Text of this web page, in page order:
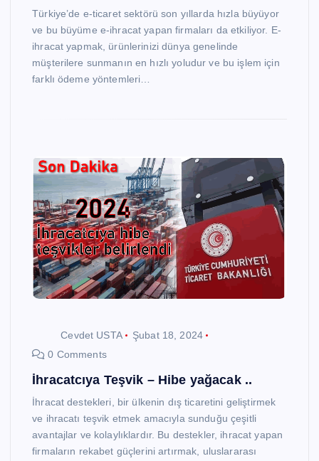
Türkiye’de e-ticaret sektörü son yıllarda hızla büyüyor
ve bu büyüme e-ihracat yapan firmaları da etkiliyor. E-
ihracat yapmak, ürünlerinizi dünya genelinde
müşterilere sunmanın en hızlı yoludur ve bu işlem için
farklı ödeme yöntemleri…
Cevdet USTA
Şubat 18, 2024
0 Comments
İhracatcıya Teşvik – Hibe yağacak ..
İhracat destekleri, bir ülkenin dış ticaretini geliştirmek
ve ihracatı teşvik etmek amacıyla sunduğu çeşitli
avantajlar ve kolaylıklardır. Bu destekler, ihracat yapan
firmaların rekabet güçlerini artırmak, uluslararası